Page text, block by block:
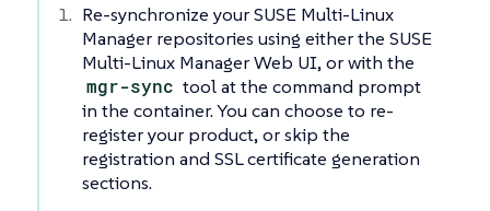
Re-synchronize your SUSE Multi-Linux
Manager repositories using either the SUSE
Multi-Linux Manager Web UI, or with the
mgr-sync tool at the command prompt
in the container. You can choose to re-
register your product, or skip the
registration and SSL certificate generation
sections.